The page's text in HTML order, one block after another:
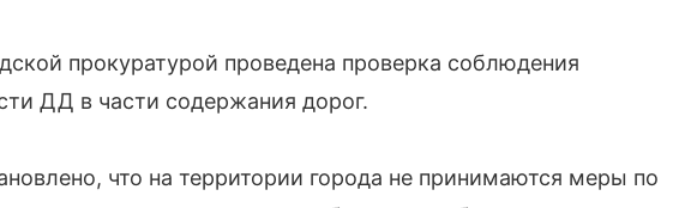
прокуратурой проведена проверка соблюдения
ДД в части содержания дорог.
что на территории города не принимаются меры по